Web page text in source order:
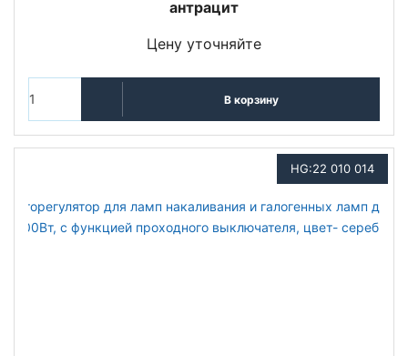
антрацит
Цену уточняйте
В корзину
HG:22 010 014